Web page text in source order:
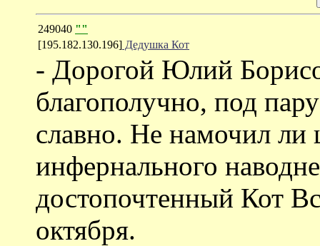
249040 ""
[195.182.130.196] Дедушка Кот
- Дорогой Юлий
благополучно, под
славно. Не намочил ли
инфернального
достопочтенный Кот
октября.